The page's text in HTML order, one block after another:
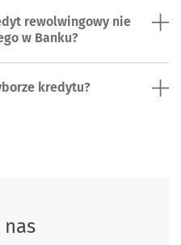
rewolwingowy nie
w Banku?
kredytu?
nas